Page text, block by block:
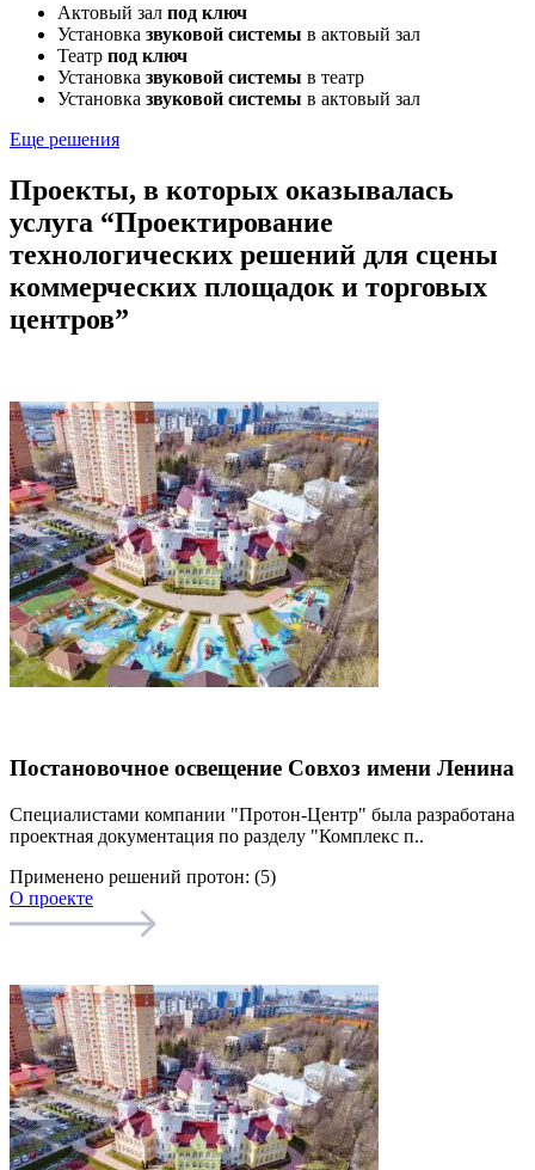
Актовый зал под ключ
Установка звуковой системы в актовый зал
Театр под ключ
Установка звуковой системы в театр
Установка звуковой системы в актовый зал
Еще решения
Проекты, в которых оказывалась
услуга “Проектирование
технологических решений для сцены
коммерческих площадок и торговых
центров”
Постановочное освещение Совхоз имени Ленина
Специалистами компании "Протон-Центр" была разработана
проектная документация по разделу "Комплекс п..
Применено решений протон: (5)
О проекте